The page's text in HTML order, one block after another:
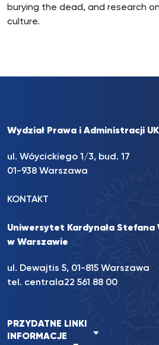
burying the dead, and research
culture.
Wydział Prawa i Administracji
ul. Wóycickiego 1/3, bud. 17
01-938 Warszawa
KONTAKT
Uniwersytet Kardynała Stefana
w Warszawie
ul. Dewajtis 5, 01-815 Warszawa
tel. centrala22 561 88 00
PRZYDATNE LINKI
INFORMACJE